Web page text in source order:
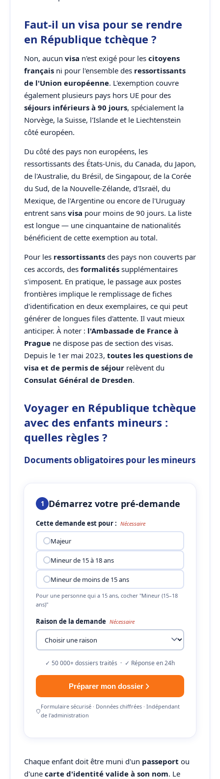
Faut-il un visa pour se rendre
en République tchèque ?
Non, aucun visa n'est exigé pour les citoyens
français ni pour l'ensemble des ressortissants
de l'Union européenne. L'exemption couvre
également plusieurs pays hors UE pour des
séjours inférieurs à 90 jours, spécialement la
Norvège, la Suisse, l'Islande et le Liechtenstein
côté européen.
Du côté des pays non européens, les
ressortissants des États-Unis, du Canada, du Japon,
de l'Australie, du Brésil, de Singapour, de la Corée
du Sud, de la Nouvelle-Zélande, d'Israël, du
Mexique, de l'Argentine ou encore de l'Uruguay
entrent sans visa pour moins de 90 jours. La liste
est longue — une cinquantaine de nationalités
bénéficient de cette exemption au total.
Pour les ressortissants des pays non couverts par
ces accords, des formalités supplémentaires
s'imposent. En pratique, le passage aux postes
frontières implique le remplissage de fiches
d'identification en deux exemplaires, ce qui peut
générer de longues files d'attente. Il vaut mieux
anticiper. À noter : l'Ambassade de France à
Prague ne dispose pas de section des visas.
Depuis le 1er mai 2023, toutes les questions de
visa et de permis de séjour relèvent du
Consulat Général de Dresden.
Voyager en République tchèque
avec des enfants mineurs :
quelles règles ?
Documents obligatoires pour les mineurs
1 Démarrez votre pré-demande
Cette demande est pour : Nécessaire
Majeur
Mineur de 15 à 18 ans
Mineur de moins de 15 ans
Pour une personne qui a 15 ans, cocher "Mineur (15–18
ans)"
Raison de la demande Nécessaire
✓ 50 000+ dossiers traités · ✓ Réponse en 24h
Préparer mon dossier
Formulaire sécurisé · Données chiffrées · Indépendant
de l'administration
Chaque enfant doit être muni d'un passeport ou
d'une carte d'identité valide à son nom. Le